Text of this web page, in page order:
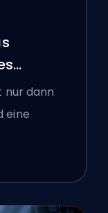
nur dann
eine